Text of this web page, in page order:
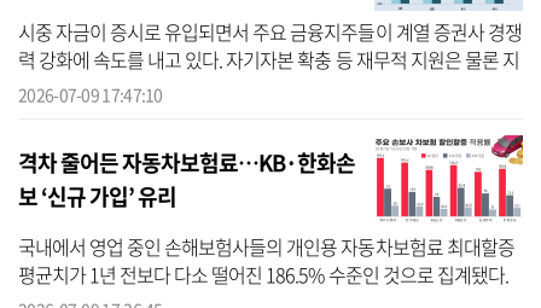
시중 자금이 증시로 유입되면서 주요 금융지주들이 계열 증권사 경쟁
력 강화에 속도를 내고 있다. 자기자본 확충 등 재무적 지원은 물론 지
배구조 개선과 계열사 간 협업 확대 등 비재무적 지원까지 병행하며
2026-07-09 17:47:10
격차 줄어든 자동차보험료…KB·한화손
보 ‘신규 가입’ 유리
국내에서 영업 중인 손해보험사들의 개인용 자동차보험료 최대할증
평균치가 1년 전보다 다소 떨어진 186.5% 수준인 것으로 집계됐다.
정부의 잇따른 차보험 합리화 대책과 손보사들의 요율 조정이 맞물리